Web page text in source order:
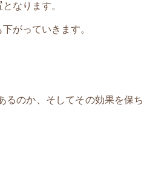
なります。
がっていきます。
のか、そしてその効果を保